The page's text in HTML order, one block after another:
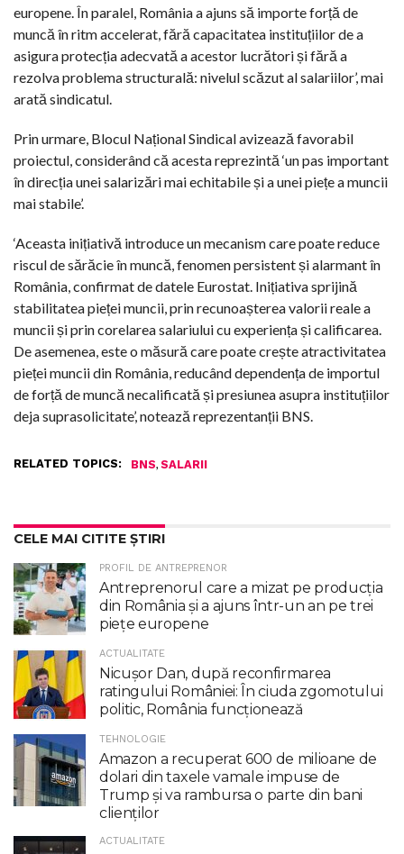
europene. În paralel, România a ajuns să importe forță de
muncă în ritm accelerat, fără capacitatea instituțiilor de a
asigura protecția adecvată a acestor lucrători și fără a
rezolva problema structurală: nivelul scăzut al salariilor’, mai
arată sindicatul.
Prin urmare, Blocul Național Sindical avizează favorabil
proiectul, considerând că acesta reprezintă ‘un pas important
în direcția unei salarizări mai echitabile și a unei piețe a muncii
mai stabile’.
‘Aceasta inițiativă introduce un mecanism care poate reduce
riscul de sărăcie în muncă, fenomen persistent și alarmant în
România, confirmat de datele Eurostat. Inițiativa sprijină
stabilitatea pieței muncii, prin recunoașterea valorii reale a
muncii și prin corelarea salariului cu experiența și calificarea.
De asemenea, este o măsură care poate crește atractivitatea
pieței muncii din România, reducând dependența de importul
de forță de muncă necalificată și presiunea asupra instituțiilor
deja suprasolicitate’, notează reprezentanții BNS.
RELATED TOPICS: BNS, SALARII
CELE MAI CITITE ȘTIRI
PROFIL DE ANTREPRENOR
Antreprenorul care a mizat pe producția
din România și a ajuns într-un an pe trei
piețe europene
ACTUALITATE
Nicuşor Dan, după reconfirmarea
ratingului României: În ciuda zgomotului
politic, România funcţionează
TEHNOLOGIE
Amazon a recuperat 600 de milioane de
dolari din taxele vamale impuse de
Trump şi va rambursa o parte din bani
clienţilor
ACTUALITATE